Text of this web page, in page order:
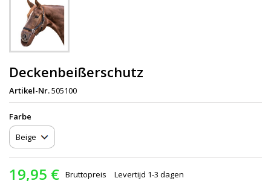
Deckenbeißerschutz
Artikel-Nr.505100
Farbe
19,95 € Bruttopreis Levertijd 1-3 dagen